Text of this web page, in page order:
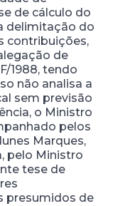
de cálculo do
delimitação do
contribuições,
de
1988, tendo
não analisa a
sem previsão
o Ministro
pelos
Marques,
pelo Ministro
tese de
presumidos de